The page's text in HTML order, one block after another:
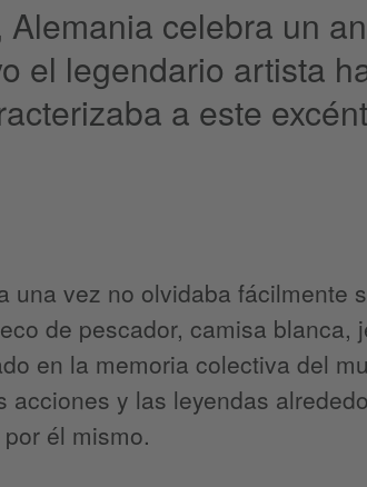
Alemania celebra un
el legendario artista
a este
una vez no olvidaba fácilmente
de pescador, camisa
en la memoria colectiva del
acciones y las leyendas
él mismo.